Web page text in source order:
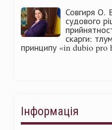
Совгиря О.
судового
скарги:
принципу «in dubio pro
Інформація